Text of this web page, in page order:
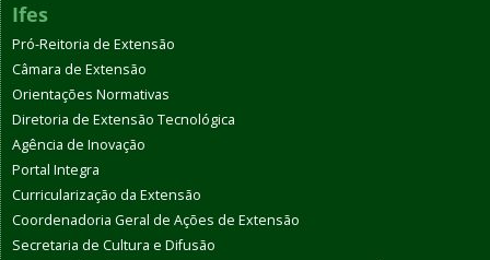
Ifes
Pró-Reitoria de Extensão
Câmara de Extensão
Orientações Normativas
Diretoria de Extensão Tecnológica
Agência de Inovação
Portal Integra
Curricularização da Extensão
Coordenadoria Geral de Ações de Extensão
Secretaria de Cultura e Difusão